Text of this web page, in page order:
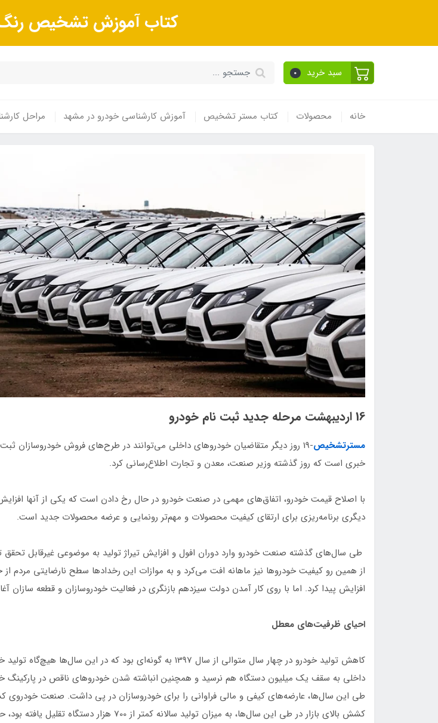
کتاب آموزش تشخیص
سبد خرید 0
خانه محصولات کتاب مستر تشخیص آموزش کارشناسی خودرو در مشهد مراحل
16 اردیبهشت مرحله جدید ثبت نام خودرو
مسترتشخیص
-19 روز دیگر متقاضیان خودروهای داخلی می‌توانند در طرح‌های فروش خودروسازان
خبری است که روز گذشته وزیر صنعت، معدن و تجارت اطلاع‌رسانی کرد.
با اصلاح قیمت خودرو، اتفاق‌های مهمی در صنعت خودرو در حال رخ دادن است که یکی از آنها
دیگری برنامه‌ریزی برای ارتقای کیفیت محصولات و مهم‌تر رونمایی و عرضه محصولات جدید است.
طی سال‌های گذشته صنعت خودرو وارد دوران افول و افزایش تیراژ تولید به موضوعی غیرقابل تحقق
از همین رو کیفیت خودروها نیز ماهانه افت می‌کرد و به موازات این رخدادها سطح نارضایتی مردم
افزایش پیدا کرد. اما با روی کار آمدن دولت سیزدهم بازنگری در فعالیت خودروسازان و قطعه سازان
احیای ظرفیت‌های معطل
کاهش تولید خودرو در چهار سال متوالی از سال 1397 به گونه‌ای بود که در این سال‌ها
داخلی به سقف یک میلیون دستگاه هم نرسید و همچنین انباشته شدن خودروهای ناقص در پارکینگ
طی این سال‌ها، عارضه‌های کیفی و مالی فراوانی را برای خودروسازان در پی داشت. صنعت خودروی
کشش بالای بازار در طی این سال‌ها، به میزان تولید سالانه کمتر از 700